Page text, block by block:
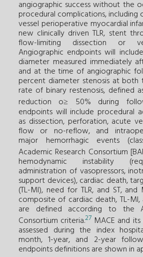
angiographic success without the
procedural complications, including
vessel perioperative myocardial
new clinically driven TLR, stent
flow-limiting dissection or
Angiographic endpoints will
diameter measured immediately
and at the time of angiographic
percent diameter stenosis at both
rate of binary restenosis, defined
reduction o≥ 50% during
endpoints will include procedural
as dissection, perforation, acute
flow or no-reflow, and
major hemorrhagic events
Academic Research Consortium
hemodynamic instability
administration of vasopressors,
support devices), cardiac death,
(TL-MI), need for TLR, and ST,
composite of cardiac death, TL-MI,
are defined according to the
Consortium criteria.27 MACE and
assessed during the index
month, 1-year, and 2-year
endpoints definitions are shown in